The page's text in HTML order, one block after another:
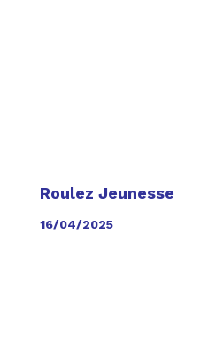
Roulez Jeunesse
16/04/2025